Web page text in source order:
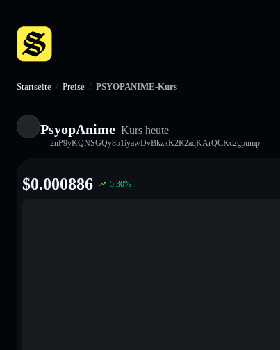
Startseite / Preise / PSYOPANIME-Kurs
PsyopAnime Kurs heute
2nP9yKQNSGQy851iyawDvBkzkK2R2aqKArQCKc2gpump
$0.000886 5.30%